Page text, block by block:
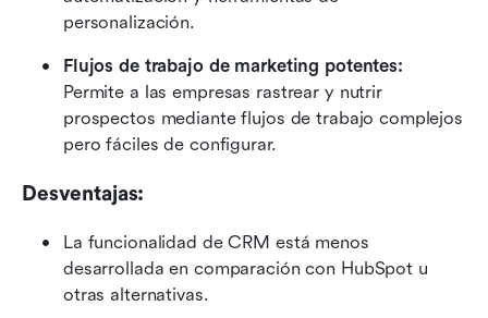
personalización.
Permite a las empresas rastrear y nutrir
prospectos mediante flujos de trabajo complejos
pero fáciles de configurar.
Desventajas:
La funcionalidad de CRM está menos
desarrollada en comparación con HubSpot u
otras alternativas.